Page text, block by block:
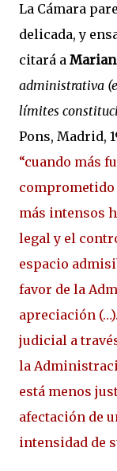
La Cámara
delicada, y
citará a
administrativa
límites
Pons, Madrid,
“cuando más
comprometido
más intensos
legal y el
espacio
favor de la
apreciación
judicial a
la
está menos
afectación de
intensidad de